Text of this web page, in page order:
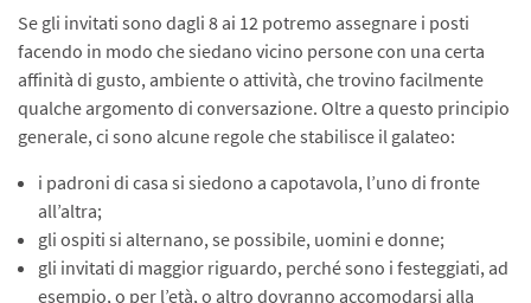
Se gli invitati sono dagli 8 ai 12 potremo assegnare i posti
facendo in modo che siedano vicino persone con una certa
affinità di gusto, ambiente o attività, che trovino facilmente
qualche argomento di conversazione. Oltre a questo principio
generale, ci sono alcune regole che stabilisce il galateo:
i padroni di casa si siedono a capotavola, l’uno di fronte
all’altra;
gli ospiti si alternano, se possibile, uomini e donne;
gli invitati di maggior riguardo, perché sono i festeggiati, ad
esempio, o per l’età, o altro dovranno accomodarsi alla